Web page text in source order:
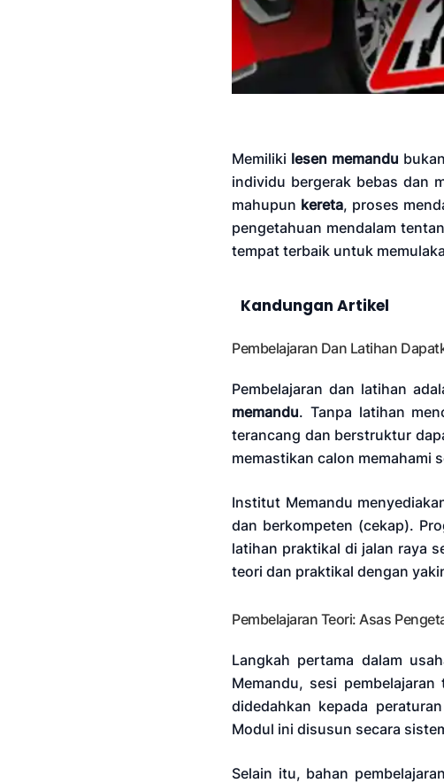
Memiliki lesen memandu
individu bergerak bebas dan
mahupun kereta, proses
pengetahuan mendalam
tempat terbaik untuk
Kandungan Artikel
Pembelajaran Dan Latihan
Pembelajaran dan latihan
memandu. Tanpa latihan
terancang dan berstruktur
memastikan calon memahami
Institut Memandu
dan berkompeten (cekap).
latihan praktikal di jalan raya
teori dan praktikal dengan
Pembelajaran Teori: Asas
Langkah pertama dalam
Memandu, sesi
didedahkan kepada
Modul ini disusun secara
Selain itu, bahan